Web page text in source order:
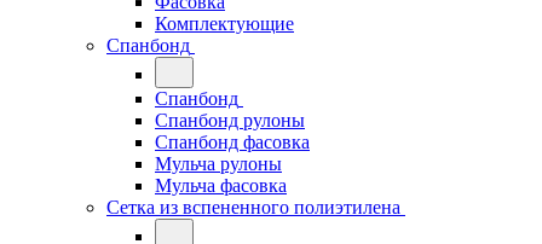
Комплектующие
Спанбонд
Спанбонд
Спанбонд рулоны
Спанбонд фасовка
Мульча рулоны
Мульча фасовка
Сетка из вспененного полиэтилена